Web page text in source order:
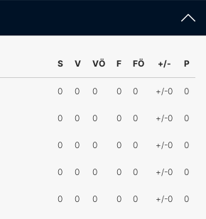
S V VÖ F FÖ +/- P
0 0 0 0 0 +/-0 0
0 0 0 0 0 +/-0 0
0 0 0 0 0 +/-0 0
0 0 0 0 0 +/-0 0
0 0 0 0 0 +/-0 0